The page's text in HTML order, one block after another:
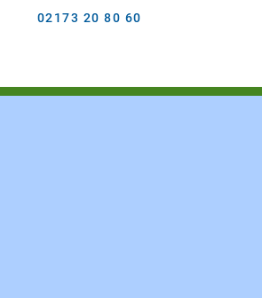
02173 20 80 60